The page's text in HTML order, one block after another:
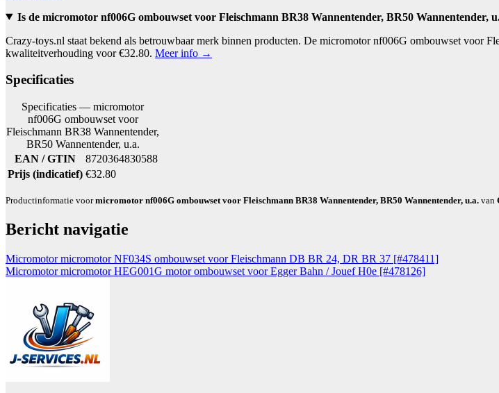
Is de micromotor nf006G ombouwset voor Fleischmann BR38 Wannentender, BR50 Wannentender,
Crazy-toys.nl staat bekend als betrouwbaar merk binnen producten. De micromotor nf006G ombouwset voor
kwaliteitverhouding voor €32.80. Meer info →
Specificaties
Specificaties — micromotor
nf006G ombouwset voor
Fleischmann BR38 Wannentender,
BR50 Wannentender, u.a.
EAN / GTIN
8720364830588
Prijs (indicatief) €32.80
Productinformatie voormicromotor nf006G ombouwset voor Fleischmann BR38 Wannentender, BR50 Wannentender, u.a. van
Bericht navigatie
Micromotor micromotor NF034S ombouwset voor Fleischmann DB BR 24, DR BR 37 [#478411]
Micromotor micromotor HEG001G motor ombouwset voor Egger Bahn / Jouef H0e [#478126]